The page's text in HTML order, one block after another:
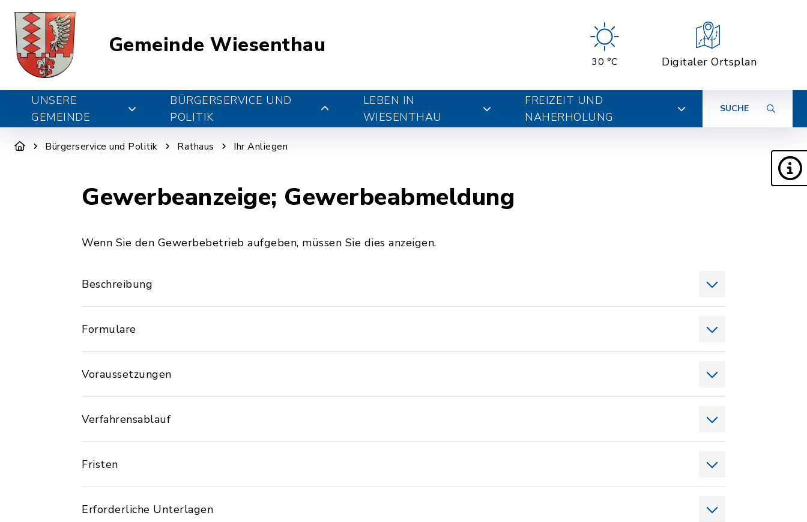
Gemeinde Wiesenthau
30 °C Digitaler Ortsplan
UNSERE
GEMEINDE
BÜRGERSERVICE UND
POLITIK
LEBEN IN
WIESENTHAU
FREIZEIT UND
NAHERHOLUNG
SUCHE
Bürgerservice und Politik Rathaus Ihr Anliegen
Gewerbeanzeige; Gewerbeabmeldung
Wenn Sie den Gewerbebetrieb aufgeben, müssen Sie dies anzeigen.
Beschreibung
Formulare
Voraussetzungen
Verfahrensablauf
Fristen
Erforderliche Unterlagen